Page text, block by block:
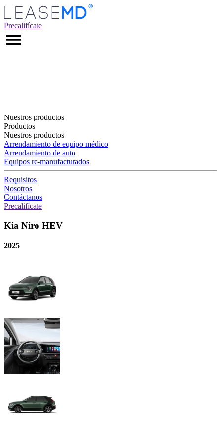
Precalifícate
Nuestros productos
Productos
Nuestros productos
Arrendamiento de equipo médico
Arrendamiento de auto
Equipos re-manufacturados
Requisitos
Nosotros
Contáctanos
Precalifícate
Kia Niro HEV
2025